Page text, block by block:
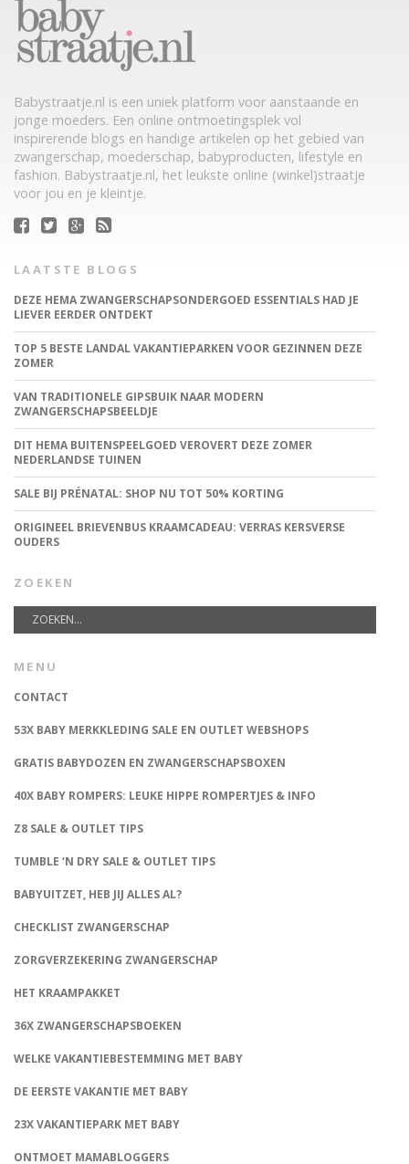
Babystraatje.nl is een uniek platform voor aanstaande en
jonge moeders. Een online ontmoetingsplek vol
inspirerende blogs en handige artikelen op het gebied van
zwangerschap, moederschap, babyproducten, lifestyle en
fashion. Babystraatje.nl, het leukste online (winkel)straatje
voor jou en je kleintje.
LAATSTE BLOGS
DEZE HEMA ZWANGERSCHAPSONDERGOED ESSENTIALS HAD JE
LIEVER EERDER ONTDEKT
TOP 5 BESTE LANDAL VAKANTIEPARKEN VOOR GEZINNEN DEZE
ZOMER
VAN TRADITIONELE GIPSBUIK NAAR MODERN
ZWANGERSCHAPSBEELDJE
DIT HEMA BUITENSPEELGOED VEROVERT DEZE ZOMER
NEDERLANDSE TUINEN
SALE BIJ PRÉNATAL: SHOP NU TOT 50% KORTING
ORIGINEEL BRIEVENBUS KRAAMCADEAU: VERRAS KERSVERSE
OUDERS
ZOEKEN
MENU
CONTACT
53X BABY MERKKLEDING SALE EN OUTLET WEBSHOPS
GRATIS BABYDOZEN EN ZWANGERSCHAPSBOXEN
40X BABY ROMPERS: LEUKE HIPPE ROMPERTJES & INFO
Z8 SALE & OUTLET TIPS
TUMBLE ‘N DRY SALE & OUTLET TIPS
BABYUITZET, HEB JIJ ALLES AL?
CHECKLIST ZWANGERSCHAP
ZORGVERZEKERING ZWANGERSCHAP
HET KRAAMPAKKET
36X ZWANGERSCHAPSBOEKEN
WELKE VAKANTIEBESTEMMING MET BABY
DE EERSTE VAKANTIE MET BABY
23X VAKANTIEPARK MET BABY
ONTMOET MAMABLOGGERS